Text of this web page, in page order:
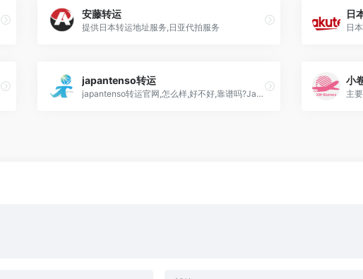
安藤转运
提供日本转运地址服务,日亚代拍服务
日
japantenso转运
japantenso转运官网,怎么样,好不好,靠谱吗?JapanTenso日本转运公司自2013年成立以来，一直秉持着以顾客为中心，提供最好的转运服务的经营理念，持有崇高的伦理观，创造开发日本国内外都认可的商品和服务，以打造...
小